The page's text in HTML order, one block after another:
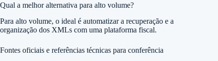
Qual a melhor alternativa para alto volume?
Para alto volume, o ideal é automatizar a recuperação e a
organização dos XMLs com uma plataforma fiscal.
Fontes oficiais e referências técnicas para conferência